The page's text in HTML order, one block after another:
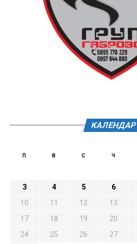
КАЛЕНДАР
П В С Ч
3
4 5 6
10
11 12 13
17
18 19 20
24
25 26 27